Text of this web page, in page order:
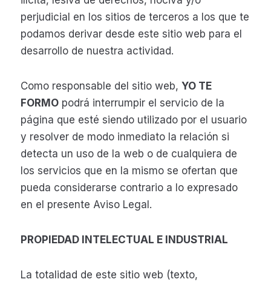
perjudicial en los sitios de terceros a los que te
podamos derivar desde este sitio web para el
desarrollo de nuestra actividad.
Como responsable del sitio web, YO TE
FORMOpodrá interrumpir el servicio de la
página que esté siendo utilizado por el usuario
y resolver de modo inmediato la relación si
detecta un uso de la web o de cualquiera de
los servicios que en la mismo se ofertan que
pueda considerarse contrario a lo expresado
en el presente Aviso Legal.
PROPIEDAD INTELECTUAL E INDUSTRIAL
La totalidad de este sitio web (texto,